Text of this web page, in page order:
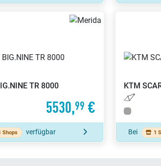
TR 8000
5530,99 €
Shops verfügbar
KTM
Bei 1